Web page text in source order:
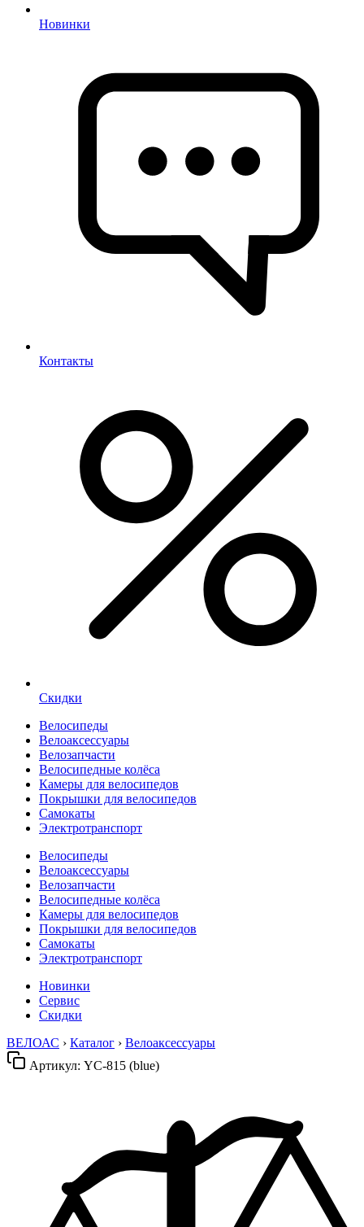
Новинки
Контакты
Скидки
Велосипеды
Велоаксессуары
Велозапчасти
Велосипедные колёса
Камеры для велосипедов
Покрышки для велосипедов
Самокаты
Электротранспорт
Велосипеды
Велоаксессуары
Велозапчасти
Велосипедные колёса
Камеры для велосипедов
Покрышки для велосипедов
Самокаты
Электротранспорт
Новинки
Сервис
Скидки
ВЕЛОАС › Каталог › Велоаксессуары
Артикул: YC-815 (blue)